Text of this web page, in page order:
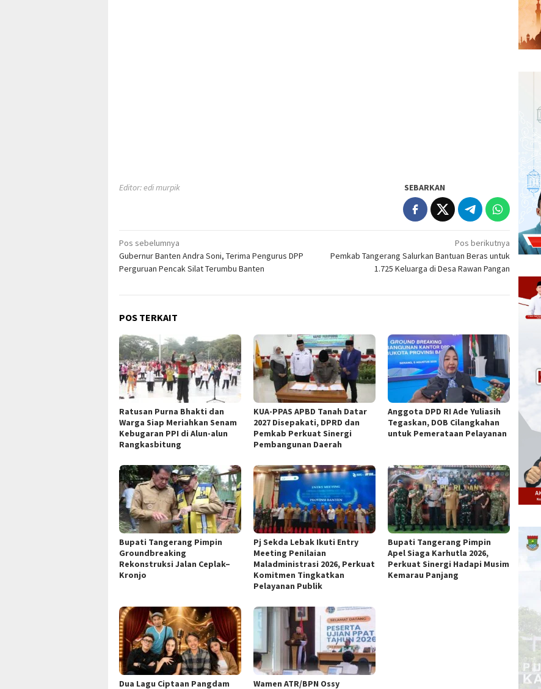
Editor: edi murpik SEBARKAN
Navigasi
pos
Pos sebelumnya
Gubernur Banten Andra Soni, Terima Pengurus DPP
Perguruan Pencak Silat Terumbu Banten
Pos berikutnya
Pemkab Tangerang Salurkan Bantuan Beras untuk
1.725 Keluarga di Desa Rawan Pangan
POS TERKAIT
Ratusan Purna Bhakti dan
Warga Siap Meriahkan Senam
Kebugaran PPI di Alun-alun
Rangkasbitung
KUA-PPAS APBD Tanah Datar
2027 Disepakati, DPRD dan
Pemkab Perkuat Sinergi
Pembangunan Daerah
Anggota DPD RI Ade Yuliasih
Tegaskan, DOB Cilangkahan
untuk Pemerataan Pelayanan
Bupati Tangerang Pimpin
Groundbreaking
Rekonstruksi Jalan Ceplak–
Kronjo
Pj Sekda Lebak Ikuti Entry
Meeting Penilaian
Maladministrasi 2026, Perkuat
Komitmen Tingkatkan
Pelayanan Publik
Bupati Tangerang Pimpin
Apel Siaga Karhutla 2026,
Perkuat Sinergi Hadapi Musim
Kemarau Panjang
Dua Lagu Ciptaan Pangdam Wamen ATR/BPN Ossy